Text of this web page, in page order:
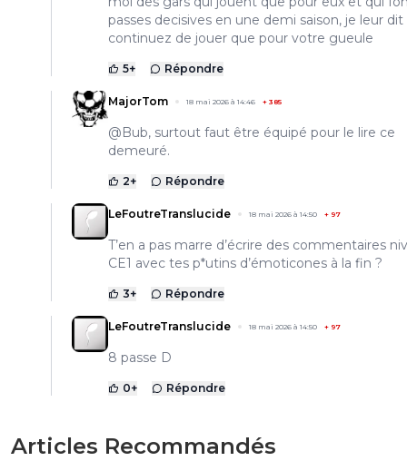
passes decisives en une demi saison, je leur dit
continuez de jouer que pour votre gueule
5+ Répondre
MajorTom 18 mai 2026 à 14:46 + 385
@Bub, surtout faut être équipé pour le lire ce
demeuré.
2+ Répondre
LeFoutreTranslucide 18 mai 2026 à 14:50 + 97
T’en a pas marre d’écrire des commentaires
CE1 avec tes p*utins d’émoticones à la fin ?
3+ Répondre
LeFoutreTranslucide 18 mai 2026 à 14:50 + 97
8 passe D
0+ Répondre
Articles Recommandés